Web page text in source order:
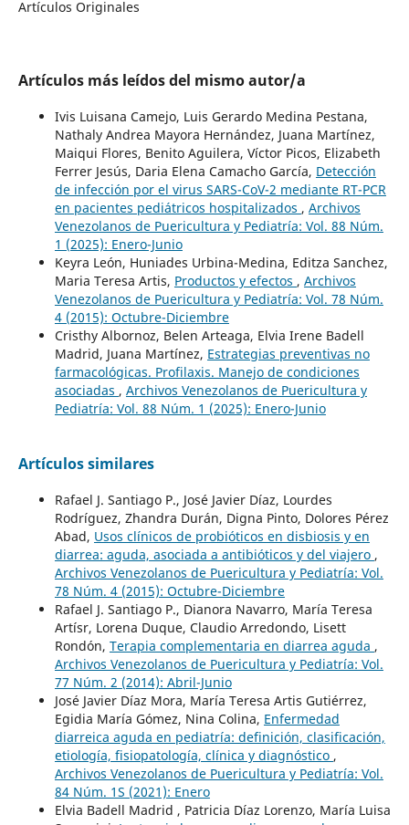
Artículos Originales
Artículos más leídos del mismo autor/a
Ivis Luisana Camejo, Luis Gerardo Medina Pestana,
Nathaly Andrea Mayora Hernández, Juana Martínez,
Maiqui Flores, Benito Aguilera, Víctor Picos, Elizabeth
Ferrer Jesús, Daria Elena Camacho García, Detección
de infección por el virus SARS-CoV-2 mediante RT-PCR
en pacientes pediátricos hospitalizados , Archivos
Venezolanos de Puericultura y Pediatría: Vol. 88 Núm.
1 (2025): Enero-Junio
Keyra León, Huniades Urbina-Medina, Editza Sanchez,
Maria Teresa Artis, Productos y efectos , Archivos
Venezolanos de Puericultura y Pediatría: Vol. 78 Núm.
4 (2015): Octubre-Diciembre
Cristhy Albornoz, Belen Arteaga, Elvia Irene Badell
Madrid, Juana Martínez, Estrategias preventivas no
farmacológicas. Profilaxis. Manejo de condiciones
asociadas , Archivos Venezolanos de Puericultura y
Pediatría: Vol. 88 Núm. 1 (2025): Enero-Junio
Artículos similares
Rafael J. Santiago P., José Javier Díaz, Lourdes
Rodríguez, Zhandra Durán, Digna Pinto, Dolores Pérez
Abad, Usos clínicos de probióticos en disbiosis y en
diarrea: aguda, asociada a antibióticos y del viajero ,
Archivos Venezolanos de Puericultura y Pediatría: Vol.
78 Núm. 4 (2015): Octubre-Diciembre
Rafael J. Santiago P., Dianora Navarro, María Teresa
Artísr, Lorena Duque, Claudio Arredondo, Lisett
Rondón, Terapia complementaria en diarrea aguda ,
Archivos Venezolanos de Puericultura y Pediatría: Vol.
77 Núm. 2 (2014): Abril-Junio
José Javier Díaz Mora, María Teresa Artis Gutiérrez,
Egidia María Gómez, Nina Colina, Enfermedad
diarreica aguda en pediatría: definición, clasificación,
etiología, fisiopatología, clínica y diagnóstico ,
Archivos Venezolanos de Puericultura y Pediatría: Vol.
84 Núm. 1S (2021): Enero
Elvia Badell Madrid , Patricia Díaz Lorenzo, María Luisa